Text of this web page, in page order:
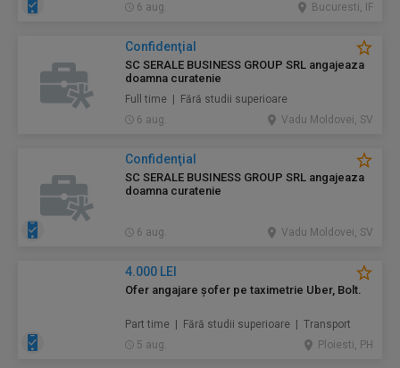
6 aug.
Bucuresti, IF
Confidenţial
SC SERALE BUSINESS GROUP SRL angajeaza
doamna curatenie
Full time | Fără studii superioare
6 aug.
Vadu Moldovei, SV
Confidenţial
SC SERALE BUSINESS GROUP SRL angajeaza
doamna curatenie
6 aug. Vadu Moldovei, SV
4.000 LEI
Ofer angajare șofer pe taximetrie Uber, Bolt.
Part time | Fără studii superioare | Transport
5 aug.
Ploiesti, PH